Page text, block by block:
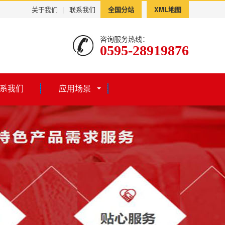
关于我们 联系我们 全国分站 XML地图
咨询服务热线：
0595-28919876
我们 应用场景